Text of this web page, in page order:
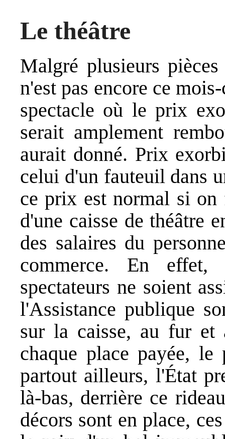
Le théâtre
Malgré plusieurs
n'est pas encore ce
spectacle où le prix
serait amplement
aurait donné. Prix
celui d'un fauteuil dans
ce prix est normal si
d'une caisse de théâtre
des salaires du
commerce. En
spectateurs ne soient
l'Assistance publique
sur la caisse, au fur et
chaque place payée,
partout ailleurs, l'État
là-bas, derrière ce
décors sont en place,